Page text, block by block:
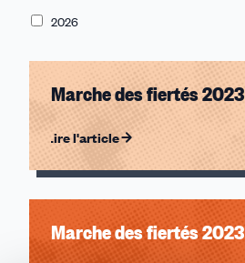
2026
Marche des fiertés 2023
Lire l'article
Marche des fiertés 2023